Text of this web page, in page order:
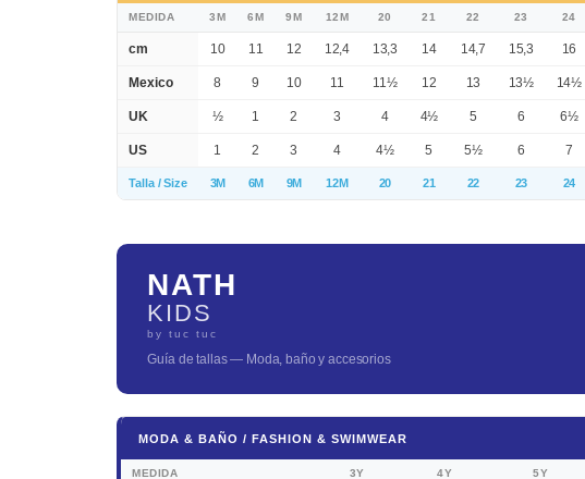
MEDIDA 3M 6M 9M 12M 20 21 22 23 24
cm 10 11 12 12,4 13,3 14 14,7 15,3 16
Mexico 8 9 10 11 11½ 12 13 13½ 14½
UK ½ 1 2 3 4 4½ 5 6 6½
US 1 2 3 4 4½ 5 5½ 6 7
Talla / Size 3M 6M 9M 12M 20 21 22 23 24
NATH
KIDS
by tuc tuc
Guía de tallas — Moda, baño y accesorios
MODA & BAÑO / FASHION & SWIMWEAR
MEDIDA 3Y 4Y 5Y